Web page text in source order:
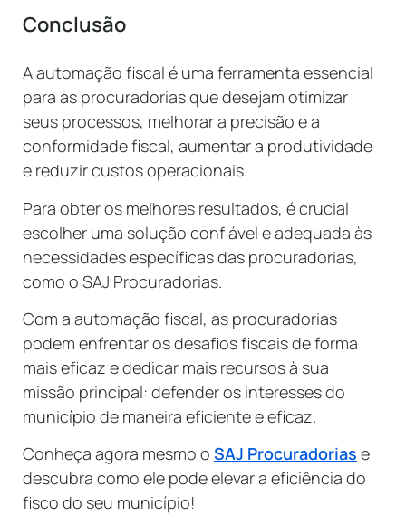
Conclusão
A automação fiscal é uma ferramenta essencial
para as procuradorias que desejam otimizar
seus processos, melhorar a precisão e a
conformidade fiscal, aumentar a produtividade
e reduzir custos operacionais.
Para obter os melhores resultados, é crucial
escolher uma solução confiável e adequada às
necessidades específicas das procuradorias,
como o SAJ Procuradorias.
Com a automação fiscal, as procuradorias
podem enfrentar os desafios fiscais de forma
mais eficaz e dedicar mais recursos à sua
missão principal: defender os interesses do
município de maneira eficiente e eficaz.
Conheça agora mesmo o SAJ Procuradorias e
descubra como ele pode elevar a eficiência do
fisco do seu município!